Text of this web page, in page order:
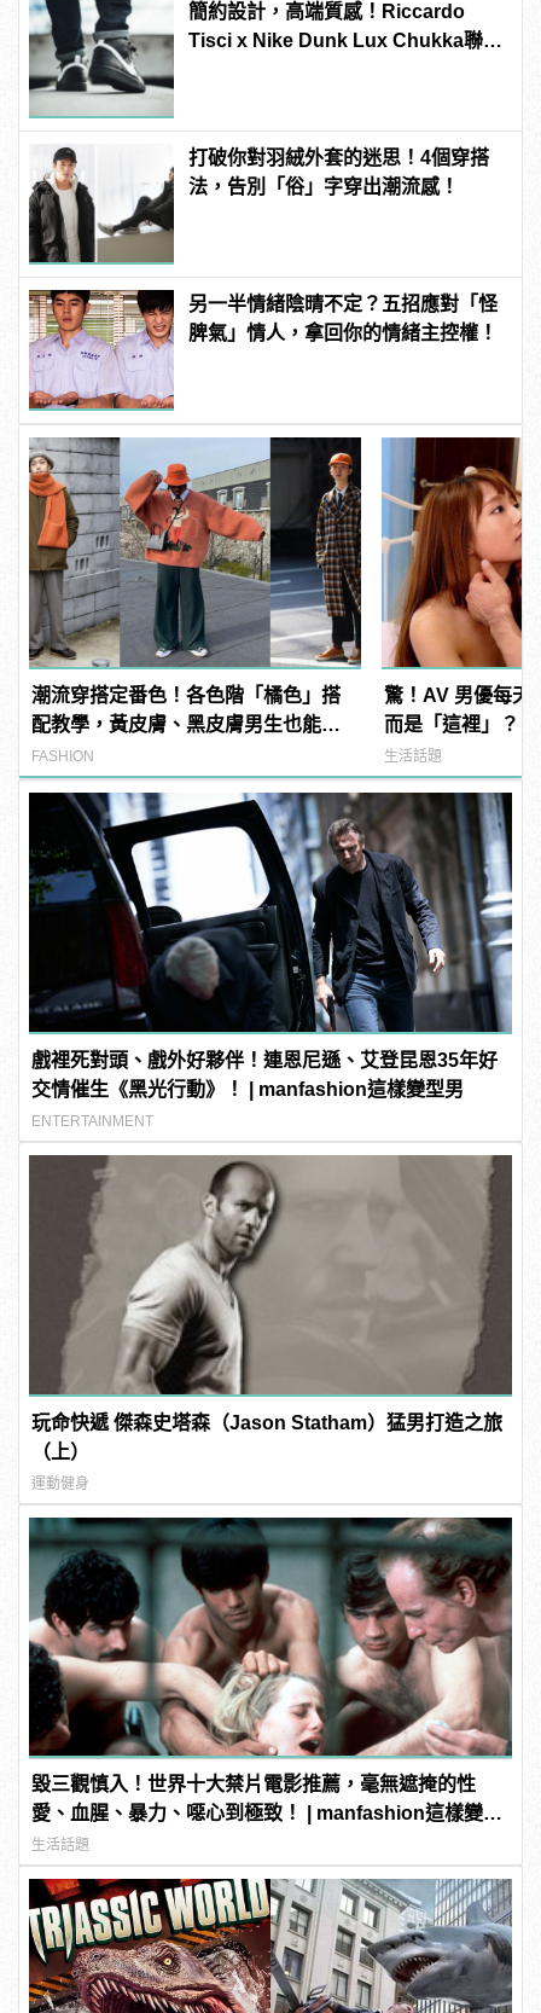
簡約設計，高端質感！Riccardo
Tisci x Nike Dunk Lux Chukka聯名
打破你對羽絨外套的迷思！4個穿搭
法，告別「俗」字穿出潮流感！
另一半情緒陰晴不定？五招應對「怪
脾氣」情人，拿回你的情緒主控權！
潮流穿搭定番色！各色階「橘色」搭
配教學，黃皮膚、黑皮膚男生也能駕
馭！
FASHION
驚！AV 男優每天
而是「這裡」？ |
型男
生活話題
戲裡死對頭、戲外好夥伴！連恩尼遜、艾登昆恩35年好
交情催生《黑光行動》！ | manfashion這樣變型男
ENTERTAINMENT
玩命快遞 傑森史塔森（Jason Statham）猛男打造之旅
（上）
運動健身
毀三觀慎入！世界十大禁片電影推薦，毫無遮掩的性
愛、血腥、暴力、噁心到極致！ | manfashion這樣變型
男
生活話題